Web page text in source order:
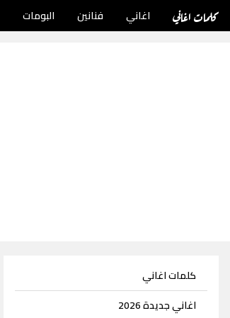
كلمات اغاني اغاني فنانين البومات
كلمات اغاني
اغاني جديدة 2026